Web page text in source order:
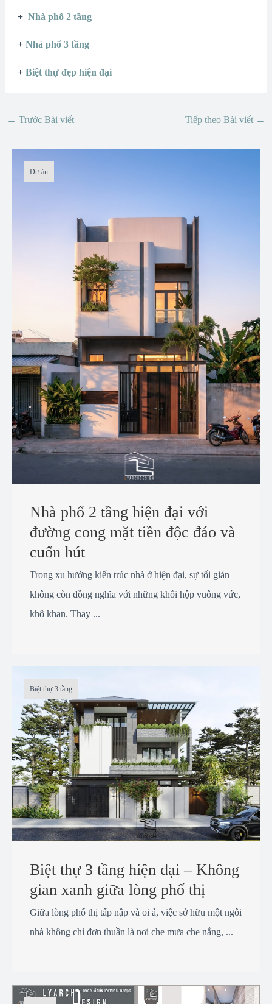
+ Nhà phố 2 tầng
+ Nhà phố 3 tầng
+ Biệt thự đẹp hiện đại
← Trước Bài viết Tiếp theo Bài viết →
Dự án
Nhà phố 2 tầng hiện đại với
đường cong mặt tiền độc đáo và
cuốn hút
Trong xu hướng kiến trúc nhà ở hiện đại, sự tối giản
không còn đồng nghĩa với những khối hộp vuông vức,
khô khan. Thay ...
Biệt thự 3 tầng
Biệt thự 3 tầng hiện đại – Không
gian xanh giữa lòng phố thị
Giữa lòng phố thị tấp nập và oi ả, việc sở hữu một ngôi
nhà không chỉ đơn thuần là nơi che mưa che nắng, ...